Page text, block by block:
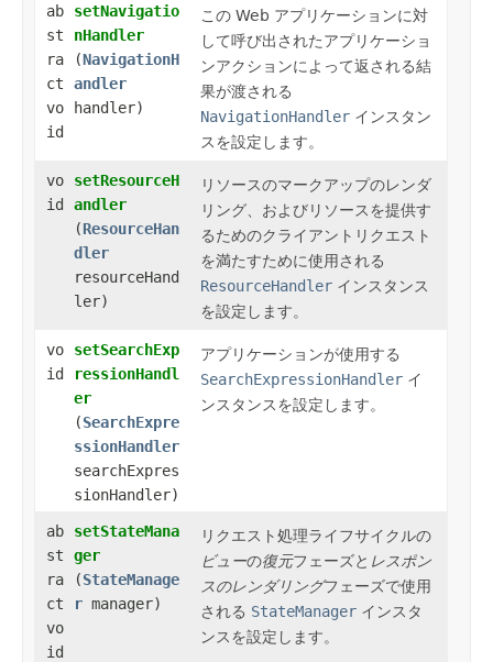
ab
st
ra
ct
vo
id
setNavigatio
nHandler
(NavigationH
andler
handler)
この Web アプリケーションに対
して呼び出されたアプリケーショ
ンアクションによって返される結
果が渡される
NavigationHandler インスタン
スを設定します。
vo
id
setResourceH
andler
(ResourceHan
dler
resourceHand
ler)
リソースのマークアップのレンダ
リング、およびリソースを提供す
るためのクライアントリクエスト
を満たすために使用される
ResourceHandler インスタンス
を設定します。
vo
id
setSearchExp
ressionHandl
er
(SearchExpre
ssionHandler
searchExpres
sionHandler)
アプリケーションが使用する
SearchExpressionHandler イ
ンスタンスを設定します。
ab
st
ra
ct
vo
id
setStateMana
ger
(StateManage
r manager)
リクエスト処理ライフサイクルの
ビューの復元フェーズと レスポン
スのレンダリングフェーズで使用
される StateManager インスタ
ンスを設定します。